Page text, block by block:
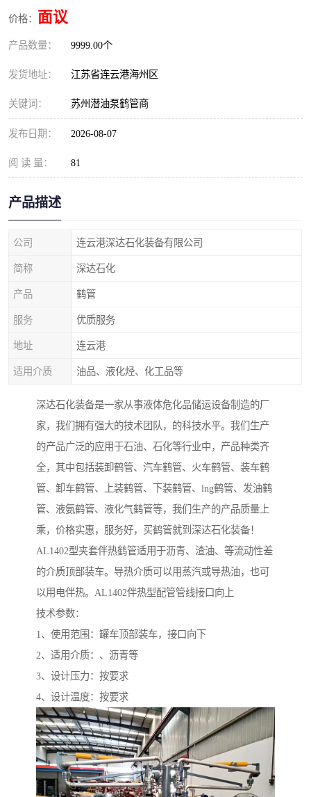
价格： 面议
产品数量： 9999.00个
发货地址： 江苏省连云港海州区
关键词： 苏州潜油泵鹤管商
发布日期： 2026-08-07
阅 读 量： 81
产品描述
公司 连云港深达石化装备有限公司
简称 深达石化
产品 鹤管
服务 优质服务
地址 连云港
适用介质 油品、液化烃、化工品等
深达石化装备是一家从事液体危化品储运设备制造的厂
家，我们拥有强大的技术团队，的科技水平。我们生产
的产品广泛的应用于石油、石化等行业中，产品种类齐
全，其中包括装卸鹤管、汽车鹤管、火车鹤管、装车鹤
管、卸车鹤管、上装鹤管、下装鹤管、lng鹤管、发油鹤
管、液氨鹤管、液化气鹤管等，我们生产的产品质量上
乘，价格实惠，服务好，买鹤管就到深达石化装备！
AL1402型夹套伴热鹤管适用于沥青、渣油、等流动性差
的介质顶部装车。导热介质可以用蒸汽或导热油，也可
以用电伴热。AL1402伴热型配管管线接口向上
技术参数：
1、使用范围：罐车顶部装车，接口向下
2、适用介质：、沥青等
3、设计压力：按要求
4、设计温度：按要求